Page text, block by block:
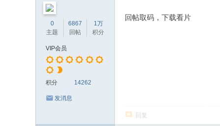
0
主题
6867
回帖
1万
积分
VIP会员
积分 14262
发消息
回帖取码，下载看片
回复